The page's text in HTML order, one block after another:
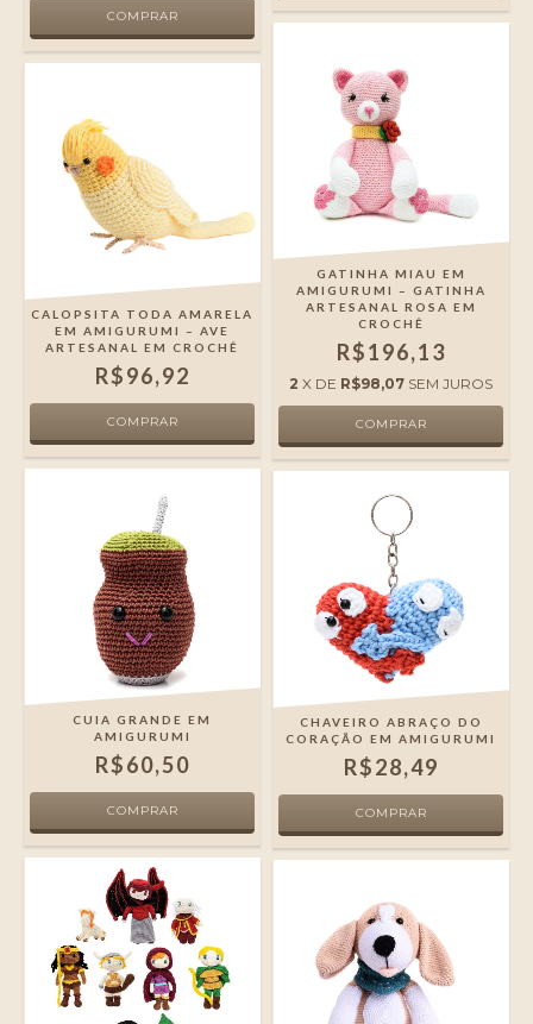
CALOPSITA TODA AMARELA
EM AMIGURUMI – AVE
ARTESANAL EM CROCHÊ
R$96,92
GATINHA MIAU EM
AMIGURUMI – GATINHA
ARTESANAL ROSA EM
CROCHÊ
R$196,13
2 X DE R$98,07 SEM JUROS
CUIA GRANDE EM
AMIGURUMI
R$60,50
CHAVEIRO ABRAÇO DO
CORAÇÃO EM AMIGURUMI
R$28,49